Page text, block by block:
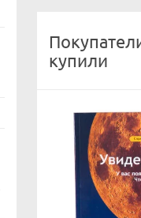
купили